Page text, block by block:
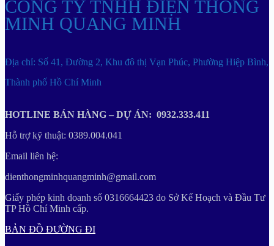
CÔNG TY TNHH ĐIỆN THÔNG
MINH QUANG MINH
Địa chỉ: Số 41, Đường 2, Khu đô thị Vạn Phúc, Phường Hiệp Bình,
Thành phố Hồ Chí Minh
HOTLINE BÁN HÀNG – DỰ ÁN: 0932.333.411
Hỗ trợ kỹ thuật: 0389.004.041
Email liên hệ:
dienthongminhquangminh@gmail.com
Giấy phép kinh doanh số 0316664423 do Sở Kế Hoạch và Đầu Tư
TP Hồ Chí Minh cấp.
BẢN ĐỒ ĐƯỜNG ĐI